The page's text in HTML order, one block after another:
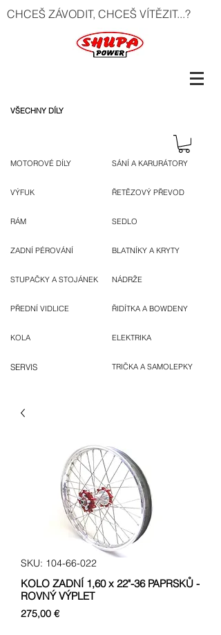
CHCEŠ ZÁVODIT, CHCEŠ VÍTĚZIT...?
VŠECHNY DÍLY
MOTOROVÉ DÍLY
VÝFUK
RÁM
ZADNÍ PÉROVÁNÍ
STUPAČKY A STOJÁNEK
PŘEDNÍ VIDLICE
KOLA
SERVIS
SÁNÍ A KARURÁTORY
ŘETĚZOVÝ PŘEVOD
SEDLO
BLATNÍKY A KRYTY
NÁDRŽE
ŘIDÍTKA A BOWDENY
ELEKTRIKA
TRIČKA A SAMOLEPKY
SKU: 104-66-022
KOLO ZADNÍ 1,60 x 22"-36 PAPRSKŮ -
ROVNÝ VÝPLET
275,00 €Cena